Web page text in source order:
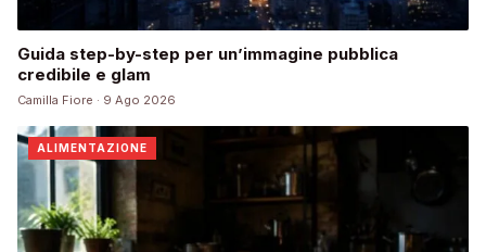
Guida step-by-step per un’immagine pubblica
credibile e glam
Camilla Fiore · 9 Ago 2026
ALIMENTAZIONE